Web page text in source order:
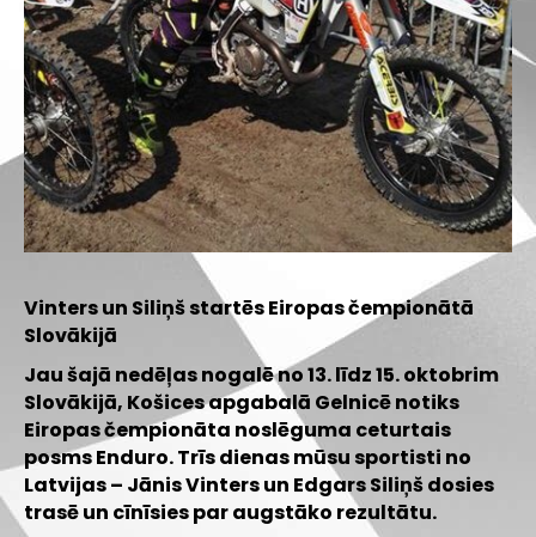
Vinters un Siliņš startēs Eiropas čempionātā
Slovākijā
Jau šajā nedēļas nogalē no 13. līdz 15. oktobrim
Slovākijā, Košices apgabalā Gelnicē notiks
Eiropas čempionāta noslēguma ceturtais
posms Enduro. Trīs dienas mūsu sportisti no
Latvijas – Jānis Vinters un Edgars Siliņš dosies
trasē un cīnīsies par augstāko rezultātu.